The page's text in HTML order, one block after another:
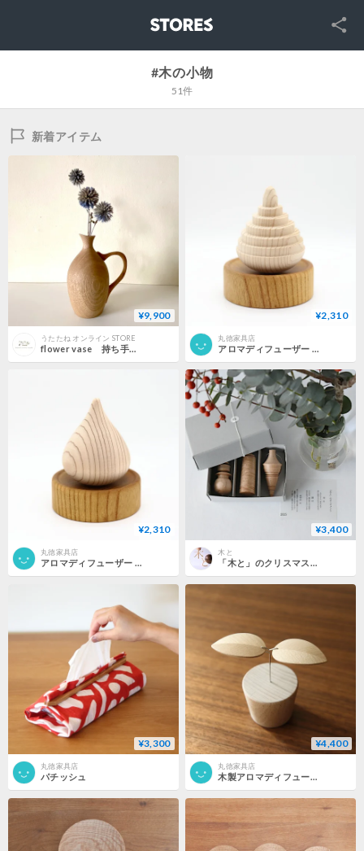
SNS
#木の小物
51件
新着アイテム
¥9,900
うたたね オンライン STORE
flower vase 持ち手付き一輪挿し タモ／チェリー
¥2,310
丸徳家具店
アロマディフューザー だんだん（受け皿付）
¥2,310
丸徳家具店
アロマディフューザー しずく（受け皿付）
¥3,400
木と
「木と」のクリスマスオーナメント 2025 ( オーナメント3個+保管箱 )
¥3,300
丸徳家具店
パチッシュ
¥4,400
丸徳家具店
木製アロマディフューザー「ふたば」